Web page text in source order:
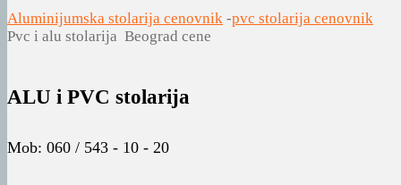
Aluminijumska stolarija cenovnik -pvc stolarija cenovnik
Pvc i alu stolarija Beograd cene
ALU i PVC stolarija
Mob: 060 / 543 - 10 - 20